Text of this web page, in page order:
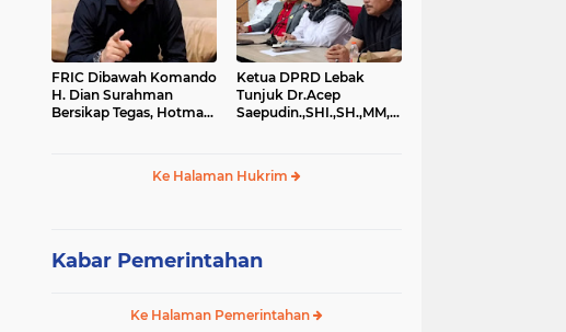
FRIC Dibawah Komando
H. Dian Surahman
Bersikap Tegas, Hotman
Merendahkan Wartawan
Ketua DPRD Lebak
Tunjuk Dr.Acep
Saepudin.,SHI.,SH.,MM,MSi.,Sebagai
Ke Halaman Hukrim
Kabar Pemerintahan
Ke Halaman Pemerintahan